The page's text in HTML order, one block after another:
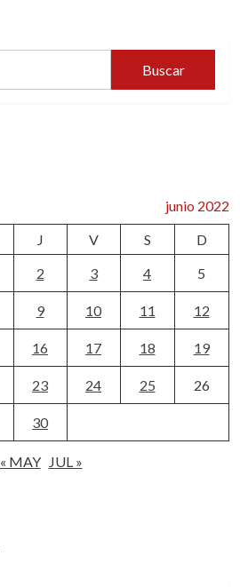
Buscar
junio 2022
J V S
D
2 3 4 5
9 10 11 12
16 17 18 19
23 24 25 26
30
« MAY JUL »